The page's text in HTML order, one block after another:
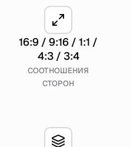
16:9 / 9:16 / 1:1 /
4:3 / 3:4
СООТНОШЕНИЯ
СТОРОН